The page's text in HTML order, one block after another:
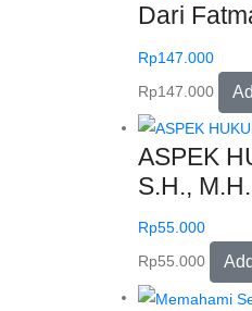
Dari
Rp147.000
Rp147.000
ASPEK
S.H., M.H.
Rp55.000
Rp55.000